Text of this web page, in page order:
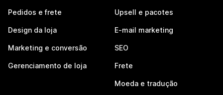
Pedidos e frete
Design da loja
Marketing e conversão
Gerenciamento de loja
Upsell e pacotes
E-mail marketing
SEO
Frete
Moeda e tradução